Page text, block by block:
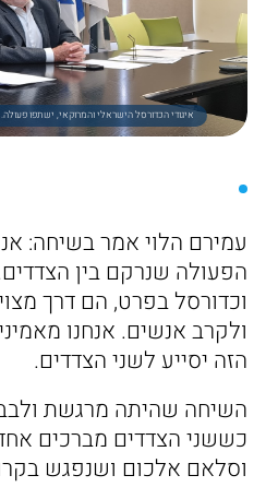
איגודי הכדורסל הישראלי והמרוקאי, ישתפו
עמירם הלוי אמר בשיחה:
הפעולה שנרקם בין
וכדורסל בפרט, הם דרך
ולקרב אנשים. אנחנו
הזה יסייע לשני הצדדים.
השיחה שהיתה מרגשת
כששני הצדדים מברכים
וסלאם אלכום ושנפגש